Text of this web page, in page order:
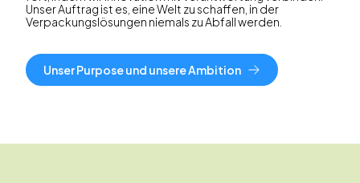
Unser Auftrag ist es, eine Welt zu schaffen, in der
Verpackungslösungen niemals zu Abfall werden.
Unser Purpose und unsere Ambition